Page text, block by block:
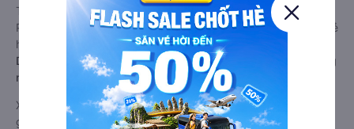
Tùy thuộc vào chương trình khuyến mãi, giá vé Xe Tuy An -
Phú Yên đi Mộ Đức - Quảng Ngãi giường nằm này có thể sẽ rẻ
hơn.
Dòng xe đi Mộ Đức - Quảng Ngãi từ Tuy An - Phú Yên giường
nằm đôi: Riêng tư, đầy đủ tiện nghi
Xe khách đi Mộ Đức - Quảng Ngãi từ Tuy An - Phú Yên
giường nằm đôi là loại xe đặc biệt. Với mỗi giường được thiết